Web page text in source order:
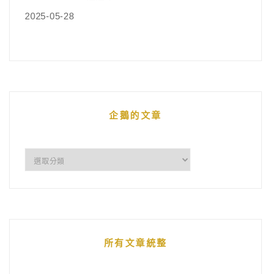
2025-05-28
企鵝的文章
所有文章統整